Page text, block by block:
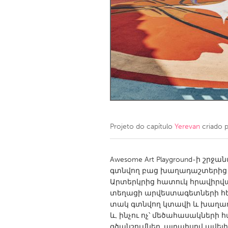
Amherstburg
Kingston
South
MALAYSIA
Kuala Lumpur
NETHERLANDS
Qatar
SINGAPORE
Singapore
Projeto do capítulo Yerevan criado
Awesome Art Playground-ի
գտնվող բաց խաղադաշտերից
Արտերկրից հատուկ
տեղացի արվեստագետների
տակ գտնվող կտավի և
և, ինչու ոչ՝